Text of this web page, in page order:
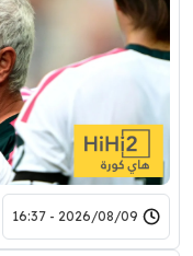
2026/08/09 - 16:37